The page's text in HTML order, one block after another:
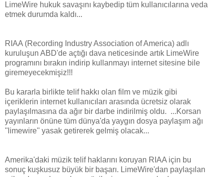
LimeWire hukuk savaşını kaybedip tüm kullanıcılarına veda
etmek durumda kaldı...
RIAA (Recording Industry Association of America) adlı
kuruluşun ABD'de açtığı dava neticesinde artık LimeWire
programını bırakın indirip kullanmayı internet sitesine bile
giremeyecekmişiz!!!
Bu kararla birlikte telif hakkı olan film ve müzik gibi
içeriklerin internet kullanıcıları arasında ücretsiz olarak
paylaşılmasına da ağır bir darbe indirilmiş oldu. ...Korsan
yayınların önüne tüm dünya'da yaygın dosya paylaşım ağı
''limewire'' yasak getirerek gelmiş olacak...
Amerika'daki müzik telif haklarını koruyan RIAA için bu
sonuç kuşkusuz büyük bir başarı. LimeWire'dan paylaşılan